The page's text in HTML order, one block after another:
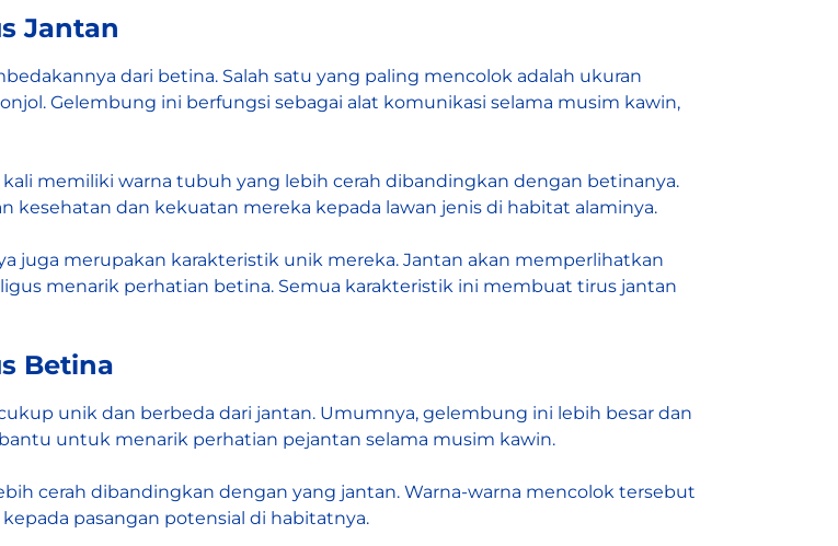
Jantan
dari betina. Salah satu yang paling mencolok adalah ukuran
Gelembung ini berfungsi sebagai alat komunikasi selama musim kawin,
memiliki warna tubuh yang lebih cerah dibandingkan dengan betinanya.
dan kekuatan mereka kepada lawan jenis di habitat alaminya.
juga merupakan karakteristik unik mereka. Jantan akan memperlihatkan
menarik perhatian betina. Semua karakteristik ini membuat tirus jantan
Betina
unik dan berbeda dari jantan. Umumnya, gelembung ini lebih besar dan
untuk menarik perhatian pejantan selama musim kawin.
cerah dibandingkan dengan yang jantan. Warna-warna mencolok tersebut
pasangan potensial di habitatnya.